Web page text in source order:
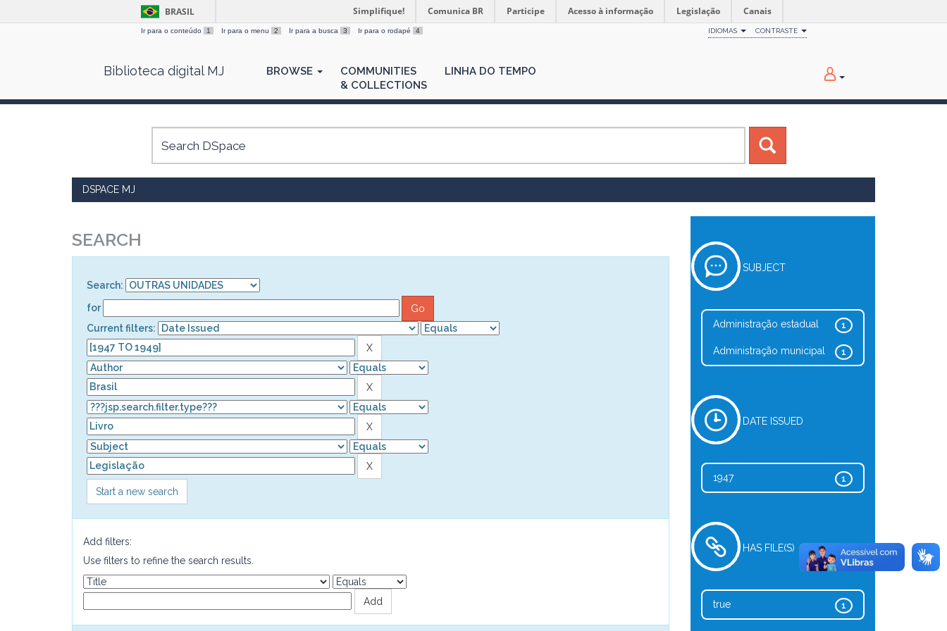
BRASIL Simplifique! Comunica BR Participe Acesso à informação Legislação Canais
Ir para o conteúdo 1 Ir para o menu 2 Ir para a busca 3 Ir para o rodapé 4 IDIOMAS CONTRASTE
Biblioteca digital MJ BROWSE
COMMUNITIES
& COLLECTIONS
LINHA DO TEMPO
DSPACE MJ
SEARCH
Search:
for
Current filters:
Start a new search
Add filters:
Use filters to refine the search results.
SUBJECT
1
Administração estadual
1
Administração municipal
DATE ISSUED
1
1947
HAS FILE(S)
1
true